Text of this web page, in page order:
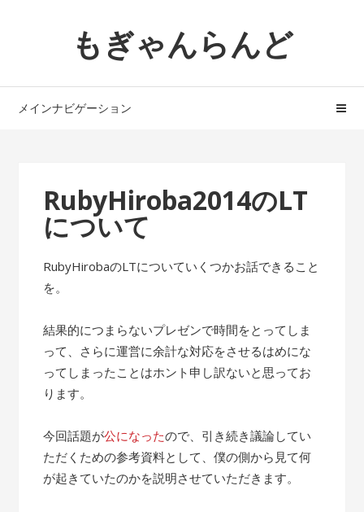
ョ
へ
もぎゃんらんど
メインナビゲーション
RubyHiroba2014のLT
について
RubyHirobaのLTについていくつかお話できること
を。
結果的につまらないプレゼンで時間をとってしま
って、さらに運営に余計な対応をさせるはめにな
ってしまったことはホント申し訳ないと思ってお
ります。
今回話題が公になったので、引き続き議論してい
ただくための参考資料として、僕の側から見て何
が起きていたのかを説明させていただきます。